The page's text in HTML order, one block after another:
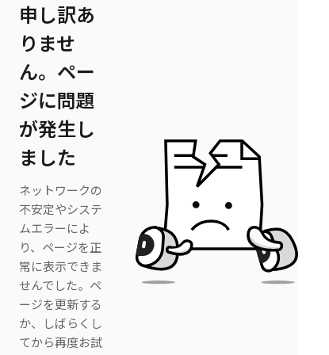
申し訳あ
りませ
ん。ペー
ジに問題
が発生し
ました
ネットワークの
不安定やシステ
ムエラーによ
り、ページを正
常に表示できま
せんでした。ペ
ージを更新する
か、しばらくし
てから再度お試